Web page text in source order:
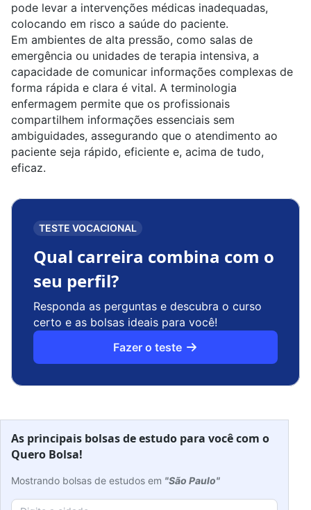
pode levar a intervenções médicas inadequadas,
colocando em risco a saúde do paciente.
Em ambientes de alta pressão, como salas de
emergência ou unidades de terapia intensiva, a
capacidade de comunicar informações complexas de
forma rápida e clara é vital. A terminologia
enfermagem permite que os profissionais
compartilhem informações essenciais sem
ambiguidades, assegurando que o atendimento ao
paciente seja rápido, eficiente e, acima de tudo,
eficaz.
TESTE VOCACIONAL
Qual carreira combina com o
seu perfil?
Responda as perguntas e descubra o curso
certo e as bolsas ideais para você!
Fazer o teste
As principais bolsas de estudo para você com o
Quero Bolsa!
Mostrando bolsas de estudos em "São Paulo"